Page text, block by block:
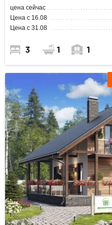
цена сейчас
Цена с 16.08
Цена с 31.08
3 1 1